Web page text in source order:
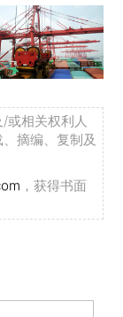
或相关权利人
摘编、复制及
，获得书面